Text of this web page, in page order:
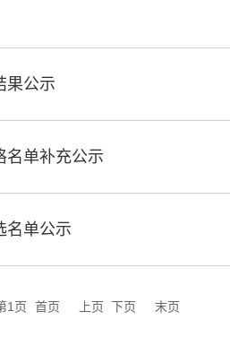
果公示
名单补充公示
名单公示
1页 首页 上页 下页 末页